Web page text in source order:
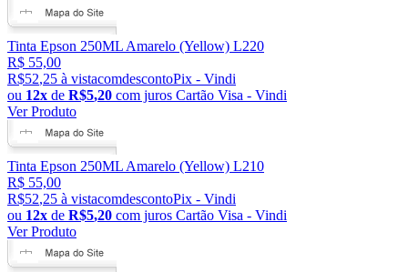
Tinta Epson 250ML Amarelo (Yellow) L220
R$ 55,00
R$52,25 à vistacomdescontoPix - Vindi
ou 12x de R$5,20 com juros Cartão Visa - Vindi
Ver Produto
Tinta Epson 250ML Amarelo (Yellow) L210
R$ 55,00
R$52,25 à vistacomdescontoPix - Vindi
ou 12x de R$5,20 com juros Cartão Visa - Vindi
Ver Produto